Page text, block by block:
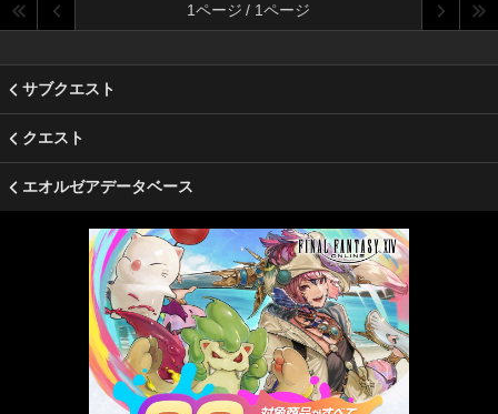
1ページ / 1ページ
サブクエスト
クエスト
エオルゼアデータベース